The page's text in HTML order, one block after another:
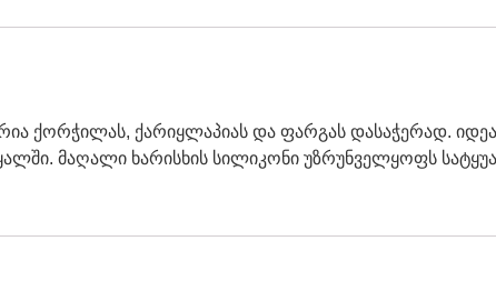
ქორჭილას, ქარიყლაპიას და ფარგას დასაჭერად.
მაღალი ხარისხის სილიკონი უზრუნველყოფს